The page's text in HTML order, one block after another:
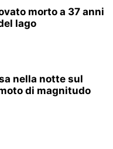
morto a 37 anni
lago
nella notte sul
di magnitudo